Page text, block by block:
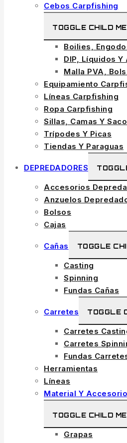
Cebos Carpfishing
TOGGLE CHILD
Boilies,
DIP, Líquidos
Malla PVA,
Equipamiento
Líneas Carpfishing
Ropa Carpfishing
Sillas, Camas Y
Trípodes Y Picas
Tiendas Y Paraguas
DEPREDADORES
Accesorios
Anzuelos
Bolsos
Cajas
Cañas TOGGLE
Casting
Spinning
Fundas Cañas
Carretes TOGGLE
Carretes
Carretes
Fundas
Herramientas
Líneas
Material Y
TOGGLE CHILD
Grapas